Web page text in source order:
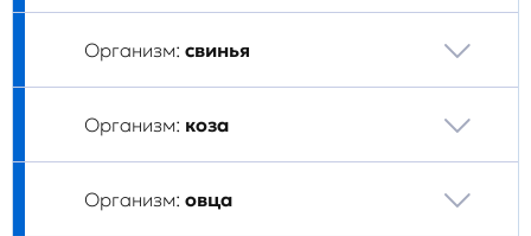
Организм: свинья
Организм: коза
Организм: овца